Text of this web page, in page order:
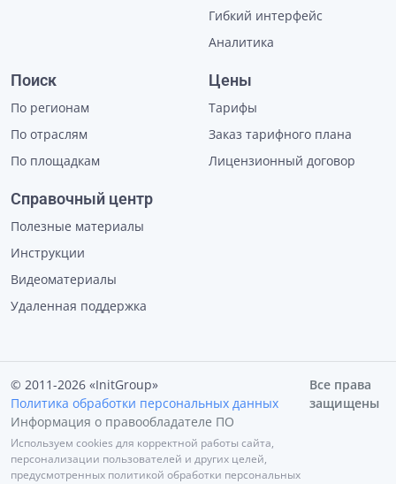
Гибкий интерфейс
Аналитика
Поиск
По регионам
По отраслям
По площадкам
Цены
Тарифы
Заказ тарифного плана
Лицензионный договор
Справочный центр
Полезные материалы
Инструкции
Видеоматериалы
Удаленная поддержка
© 2011-2026 «InitGroup»
Политика обработки персональных данных
Информация о правообладателе ПО
Используем cookies для корректной работы сайта,
персонализации пользователей и других целей,
предусмотренных политикой обработки персональных
Все права
защищены